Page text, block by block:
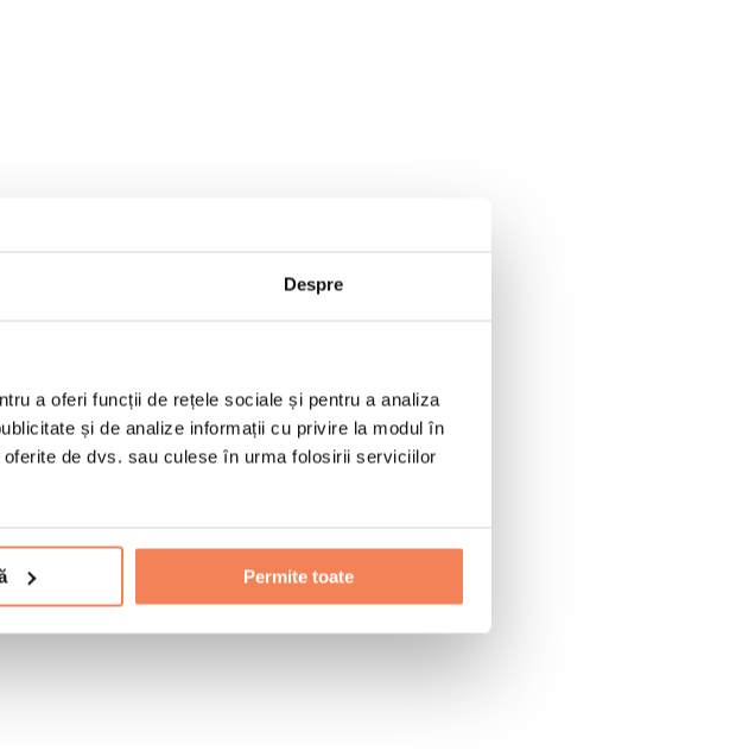
Despre
a oferi funcții de rețele sociale și pentru a analiza
și de analize informații cu privire la modul în
de dvs. sau culese în urma folosirii serviciilor
Permite toate